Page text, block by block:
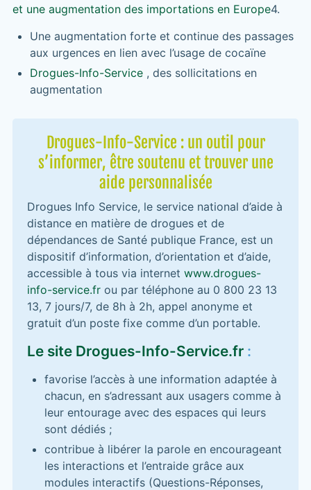
et une augmentation des importations en Europe4.
Une augmentation forte et continue des passages
aux urgences en lien avec l’usage de cocaïne
Drogues-Info-Service, des sollicitations en
augmentation
Drogues-Info-Service : un outil pour
s’informer, être soutenu et trouver une
aide personnalisée
Drogues Info Service, le service national d’aide à
distance en matière de drogues et de
dépendances de Santé publique France, est un
dispositif d’information, d’orientation et d’aide,
accessible à tous via internet www.drogues-
info-service.frou par téléphone au 0 800 23 13
13, 7 jours/7, de 8h à 2h, appel anonyme et
gratuit d’un poste fixe comme d’un portable.
Le site Drogues-Info-Service.fr:
favorise l’accès à une information adaptée à
chacun, en s’adressant aux usagers comme à
leur entourage avec des espaces qui leurs
sont dédiés ;
contribue à libérer la parole en encourageant
les interactions et l’entraide grâce aux
modules interactifs (Questions-Réponses,